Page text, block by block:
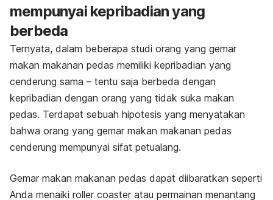
mempunyai kepribadian yang
berbeda
Ternyata, dalam beberapa studi orang yang gemar
makan makanan pedas memiliki kepribadian yang
cenderung sama – tentu saja berbeda dengan
kepribadian dengan orang yang tidak suka makan
pedas. Terdapat sebuah hipotesis yang menyatakan
bahwa orang yang gemar makan makanan pedas
cenderung mempunyai sifat petualang.
Gemar makan makanan pedas dapat diibaratkan seperti
Anda menaiki roller coaster atau permainan menantang